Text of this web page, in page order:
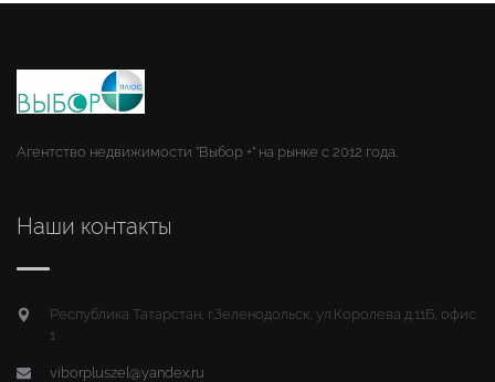
Агентство недвижимости "Выбор +" на рынке с 2012 года.
Наши контакты
Республика Татарстан, г.Зеленодольск, ул.Королева д.11Б, офис
1
viborpluszel@yandex.ru